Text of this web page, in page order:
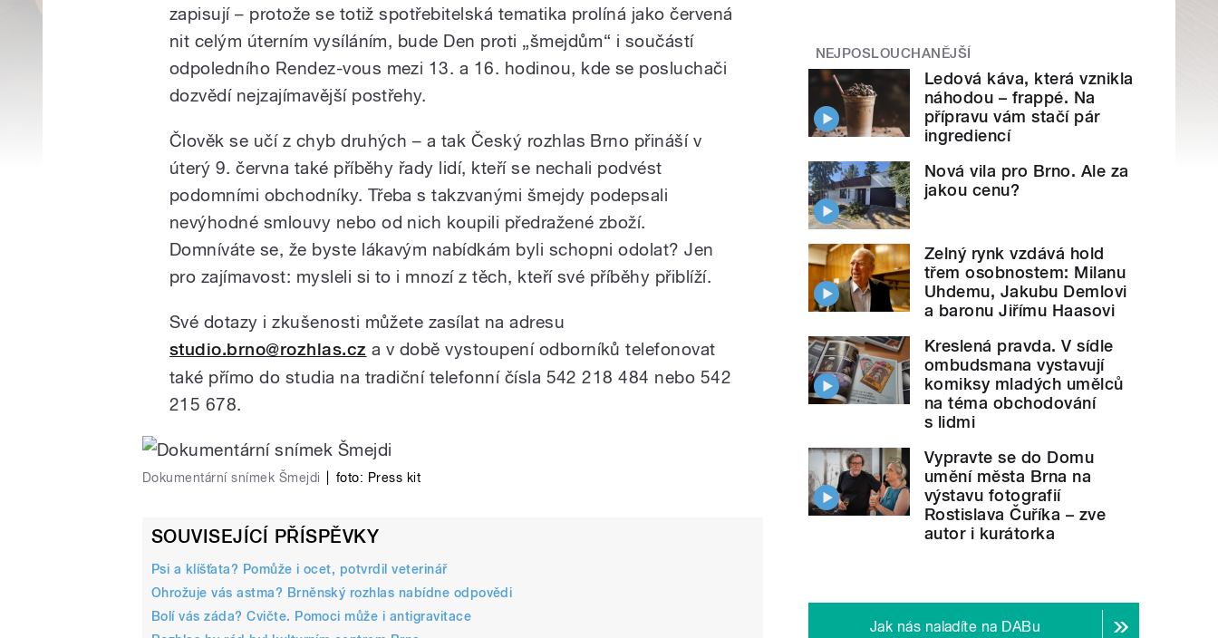
zapisují – protože se totiž spotřebitelská tematika prolíná jako červená
nit celým úterním vysíláním, bude Den proti „šmejdům“ i součástí
odpoledního Rendez-vous mezi 13. a 16. hodinou, kde se posluchači
dozvědí nejzajímavější postřehy.
Člověk se učí z chyb druhých – a tak Český rozhlas Brno přináší v
úterý 9. června také příběhy řady lidí, kteří se nechali podvést
podomními obchodníky. Třeba s takzvanými šmejdy podepsali
nevýhodné smlouvy nebo od nich koupili předražené zboží.
Domníváte se, že byste lákavým nabídkám byli schopni odolat? Jen
pro zajímavost: mysleli si to i mnozí z těch, kteří své příběhy přiblíží.
Své dotazy i zkušenosti můžete zasílat na adresu
studio.brno@rozhlas.cz a v době vystoupení odborníků telefonovat
také přímo do studia na tradiční telefonní čísla 542 218 484 nebo 542
215 678.
Dokumentární snímek Šmejdi foto: Press kit
SOUVISEJÍCÍ PŘÍSPĚVKY
Psi a klíšťata? Pomůže i ocet, potvrdil veterinář
Ohrožuje vás astma? Brněnský rozhlas nabídne odpovědi
Bolí vás záda? Cvičte. Pomoci může i antigravitace
NEJPOSLOUCHANĚJŠÍ
Ledová káva, která vznikla
náhodou – frappé. Na
přípravu vám stačí pár
ingrediencí
Nová vila pro Brno. Ale za
jakou cenu?
Zelný rynk vzdává hold
třem osobnostem: Milanu
Uhdemu, Jakubu Demlovi
a baronu Jiřímu Haasovi
Kreslená pravda. V sídle
ombudsmana vystavují
komiksy mladých umělců
na téma obchodování
s lidmi
Vypravte se do Domu
umění města Brna na
výstavu fotografií
Rostislava Čuříka – zve
autor i kurátorka
Jak nás naladíte na DABu